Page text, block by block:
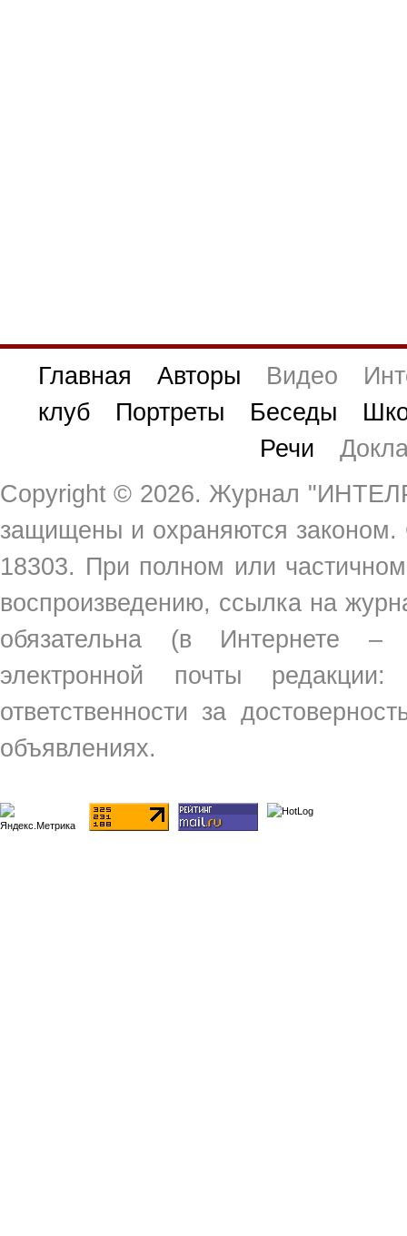
Главная Авторы Видео
клуб
Портреты Беседы
Речи
Copyright © 2026. Журнал
защищены и охраняются
18303. При полном или
воспроизведению, ссылка на
обязательна (в Интернете
электронной почты
ответственности за
объявлениях.